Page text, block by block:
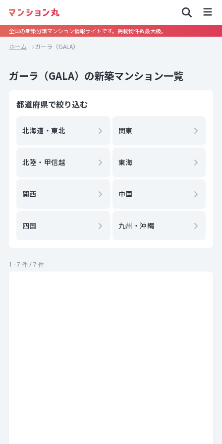
全国の新築分譲マンション情報サイトです。掲載物件数最大級。
ホーム ガーラ（GALA）
ガーラ（GALA）の新築マンション一覧
都道府県で絞り込む
北海道・東北 関東
北陸・甲信越 東海
関西 中国
四国 九州・沖縄
1 - 7 件 / 7 件